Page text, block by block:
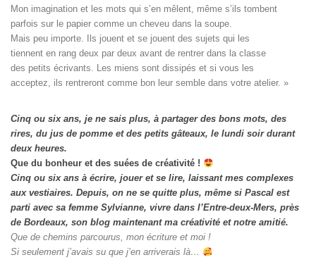
Mon imagination et les mots qui s’en mêlent, même s’ils tombent
parfois sur le papier comme un cheveu dans la soupe.
Mais peu importe. Ils jouent et se jouent des sujets qui les
tiennent en rang deux par deux avant de rentrer dans la classe
des petits écrivants. Les miens sont dissipés et si vous les
acceptez, ils rentreront comme bon leur semble dans votre atelier. »
Cinq ou six ans, je ne sais plus, à partager des bons mots, des
rires, du jus de pomme et des petits gâteaux, le lundi soir durant
deux heures.
Que du bonheur et des suées de créativité !
Cinq ou six ans à écrire, jouer et se lire, laissant mes complexes
aux vestiaires. Depuis, on ne se quitte plus, même si Pascal est
parti avec sa femme Sylvianne, vivre dans l’Entre-deux-Mers, près
de Bordeaux, son blog maintenant ma créativité et notre amitié.
Que de chemins parcourus, mon écriture et moi !
Si seulement j’avais su que j’en arriverais là…